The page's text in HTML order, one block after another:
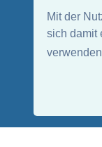
Mit der
sich damit